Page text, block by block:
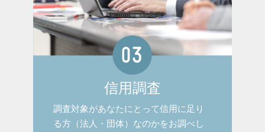
信用調査
調査対象があなたにとって信用に足り
る方（法人・団体）なのかをお調べし